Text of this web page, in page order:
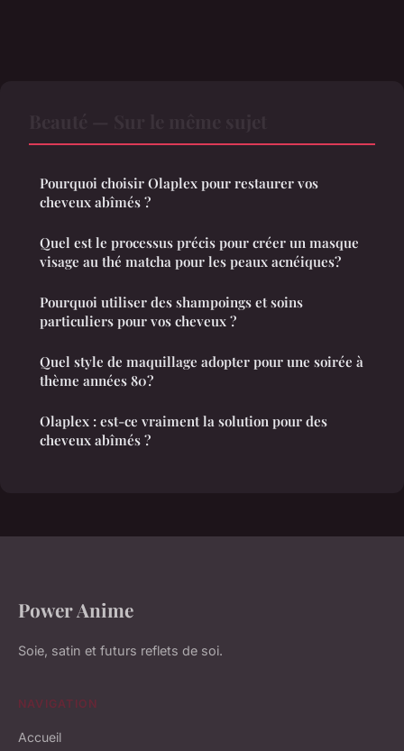
Pourquoi choisir Olaplex pour restaurer vos
cheveux abîmés ?
Quel est le processus précis pour créer un masque
visage au thé matcha pour les peaux acnéiques?
Pourquoi utiliser des shampoings et soins
particuliers pour vos cheveux ?
Quel style de maquillage adopter pour une soirée à
thème années 80?
Olaplex : est-ce vraiment la solution pour des
cheveux abîmés ?
Power Anime
Soie, satin et futurs reflets de soi.
NAVIGATION
Accueil